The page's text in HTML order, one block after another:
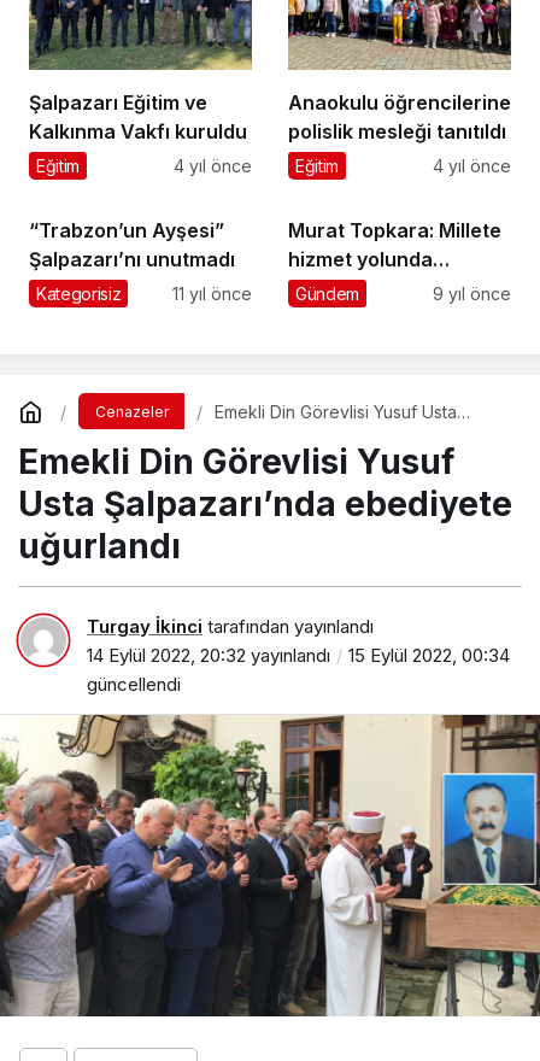
Şalpazarı Eğitim ve
Kalkınma Vakfı kuruldu
Eğitim 4 yıl önce
Anaokulu öğrencilerine
polislik mesleği tanıtıldı
Eğitim 4 yıl önce
“Trabzon’un Ayşesi”
Şalpazarı’nı unutmadı
Kategorisiz 11 yıl önce
Murat Topkara: Millete
hizmet yolunda
çalışmalarımızı
Gündem 9 yıl önce
Cenazeler
Emekli Din Görevlisi Yusuf Usta
Emekli Din Görevlisi Yusuf
Usta Şalpazarı’nda ebediyete
uğurlandı
Turgay İkinci tarafından yayınlandı
14 Eylül 2022, 20:32 yayınlandı
15 Eylül 2022, 00:34
güncellendi